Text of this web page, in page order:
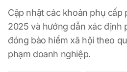
Cập nhật các khoản phụ cấp
2025 và hướng dẫn xác định
đóng bảo hiểm xã hội theo
phạm doanh nghiệp.